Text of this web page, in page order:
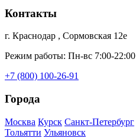
Контакты
г. Краснодар , Сормовская 12е
Режим работы: Пн-вс 7:00-22:00
+7 (800) 100-26-91
Города
Москва Курск Санкт-Петербург
Тольятти Ульяновск